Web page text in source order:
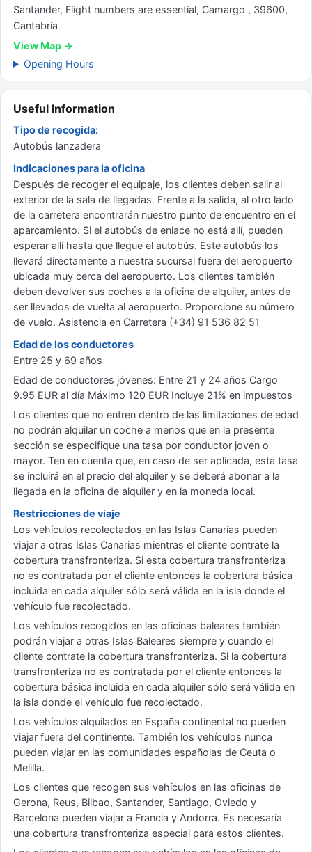
Santander, Flight numbers are essential, Camargo , 39600,
Cantabria
View Map →
Opening Hours
Useful Information
Tipo de recogida:
Autobús lanzadera
Indicaciones para la oficina
Después de recoger el equipaje, los clientes deben salir al
exterior de la sala de llegadas. Frente a la salida, al otro lado
de la carretera encontrarán nuestro punto de encuentro en el
aparcamiento. Si el autobús de enlace no está allí, pueden
esperar allí hasta que llegue el autobús. Este autobús los
llevará directamente a nuestra sucursal fuera del aeropuerto
ubicada muy cerca del aeropuerto. Los clientes también
deben devolver sus coches a la oficina de alquiler, antes de
ser llevados de vuelta al aeropuerto. Proporcione su número
de vuelo. Asistencia en Carretera (+34) 91 536 82 51
Edad de los conductores
Entre 25 y 69 años
Edad de conductores jóvenes: Entre 21 y 24 años Cargo
9.95 EUR al día Máximo 120 EUR Incluye 21% en impuestos
Los clientes que no entren dentro de las limitaciones de edad
no podrán alquilar un coche a menos que en la presente
sección se especifique una tasa por conductor joven o
mayor. Ten en cuenta que, en caso de ser aplicada, esta tasa
se incluirá en el precio del alquiler y se deberá abonar a la
llegada en la oficina de alquiler y en la moneda local.
Restricciones de viaje
Los vehículos recolectados en las Islas Canarias pueden
viajar a otras Islas Canarias mientras el cliente contrate la
cobertura transfronteriza. Si esta cobertura transfronteriza
no es contratada por el cliente entonces la cobertura básica
incluida en cada alquiler sólo será válida en la isla donde el
vehículo fue recolectado.
Los vehículos recogidos en las oficinas baleares también
podrán viajar a otras Islas Baleares siempre y cuando el
cliente contrate la cobertura transfronteriza. Si la cobertura
transfronteriza no es contratada por el cliente entonces la
cobertura básica incluida en cada alquiler sólo será válida en
la isla donde el vehículo fue recolectado.
Los vehículos alquilados en España continental no pueden
viajar fuera del continente. También los vehículos nunca
pueden viajar en las comunidades españolas de Ceuta o
Melilla.
Los clientes que recogen sus vehículos en las oficinas de
Gerona, Reus, Bilbao, Santander, Santiago, Oviedo y
Barcelona pueden viajar a Francia y Andorra. Es necesaria
una cobertura transfronteriza especial para estos clientes.